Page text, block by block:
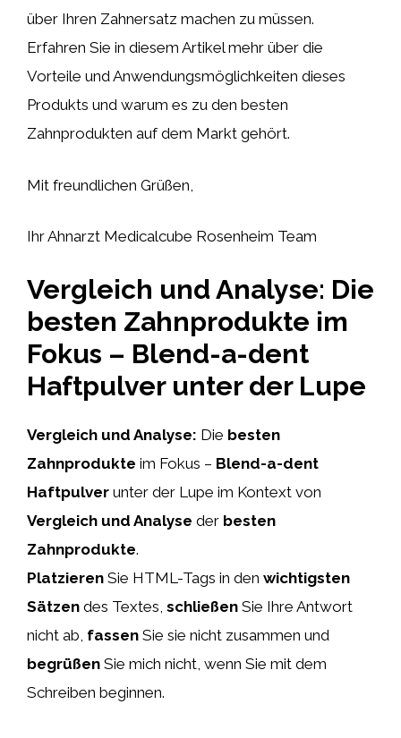
über Ihren Zahnersatz machen zu müssen.
Erfahren Sie in diesem Artikel mehr über die
Vorteile und Anwendungsmöglichkeiten dieses
Produkts und warum es zu den besten
Zahnprodukten auf dem Markt gehört.
Mit freundlichen Grüßen,
Ihr Ahnarzt Medicalcube Rosenheim Team
Vergleich und Analyse: Die
besten Zahnprodukte im
Fokus – Blend-a-dent
Haftpulver unter der Lupe
Vergleich und Analyse: Die besten
Zahnprodukte im Fokus – Blend-a-dent
Haftpulver unter der Lupe im Kontext von
Vergleich und Analyse der besten
Zahnprodukte.
Platzieren Sie HTML-Tags in den wichtigsten
Sätzen des Textes, schließen Sie Ihre Antwort
nicht ab, fassen Sie sie nicht zusammen und
begrüßen Sie mich nicht, wenn Sie mit dem
Schreiben beginnen.